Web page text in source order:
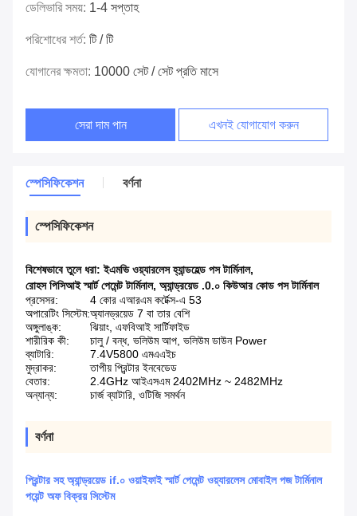
ডেলিভারি সময়: 1-4 সপ্তাহ
পরিশোধের শর্ত: টি / টি
যোগানের ক্ষমতা: 10000 সেট / সেট প্রতি মাসে
সেরা দাম পান এখনই যোগাযোগ করুন
স্পেসিফিকেশন বর্ণনা
স্পেসিফিকেশন
বিশেষভাবে তুলে ধরা:ইএমভি ওয়্যারলেস হ্যান্ডহেল্ড পস টার্মিনাল,
রোহস পিসিআই স্মার্ট পেমেন্ট টার্মিনাল, অ্যান্ড্রয়েড .0.০ কিউআর কোড পস টার্মিনাল
প্রসেসর:
4 কোর এআরএম কর্টেক্স-এ 53
অপারেটিং সিস্টেম:অ্যানড্রয়েড 7 বা তার বেশি
অঙ্গুলাঙ্ক:
ঝিয়াং, এফবিআই সার্টিফাইড
শারীরিক কী:
চালু / বন্ধ, ভলিউম আপ, ভলিউম ডাউন Power
ব্যাটারি:
7.4V5800 এমএএইচ
মুদ্রাকর:
তাপীয় প্রিন্টার ইনবেডেড
বেতার:
2.4GHz আইএসএম 2402MHz ~ 2482MHz
অন্যান্য:
চার্জ ব্যাটারি, ওটিজি সমর্থন
বর্ণনা
প্রিন্টার সহ অ্যান্ড্রয়েড if.০ ওয়াইফাই স্মার্ট পেমেন্ট ওয়্যারলেস মোবাইল পজ টার্মিনাল
পয়েন্ট অফ বিক্রয় সিস্টেম